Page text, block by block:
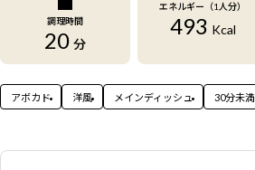
調理時間
20 分
エネルギー（1人分）
493 Kcal
アボカド 洋風 メインディッシュ 30分未満